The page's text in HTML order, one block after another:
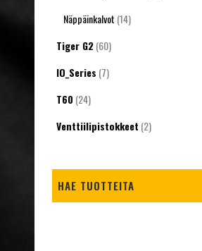
Näppäinkalvot (14)
Tiger G2(60)
IO_Series (7)
T60 (24)
Venttiilipistokkeet (2)
HAE TUOTTEITA